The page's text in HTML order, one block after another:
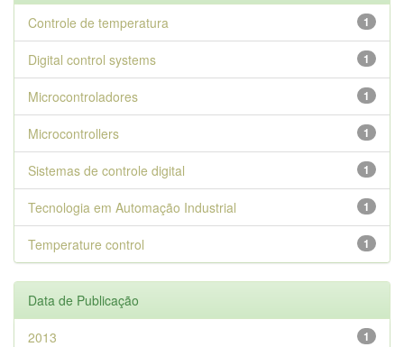
1
Controle de temperatura
1
Digital control systems
1
Microcontroladores
1
Microcontrollers
1
Sistemas de controle digital
1
Tecnologia em Automação Industrial
1
Temperature control
Data de Publicação
1
2013